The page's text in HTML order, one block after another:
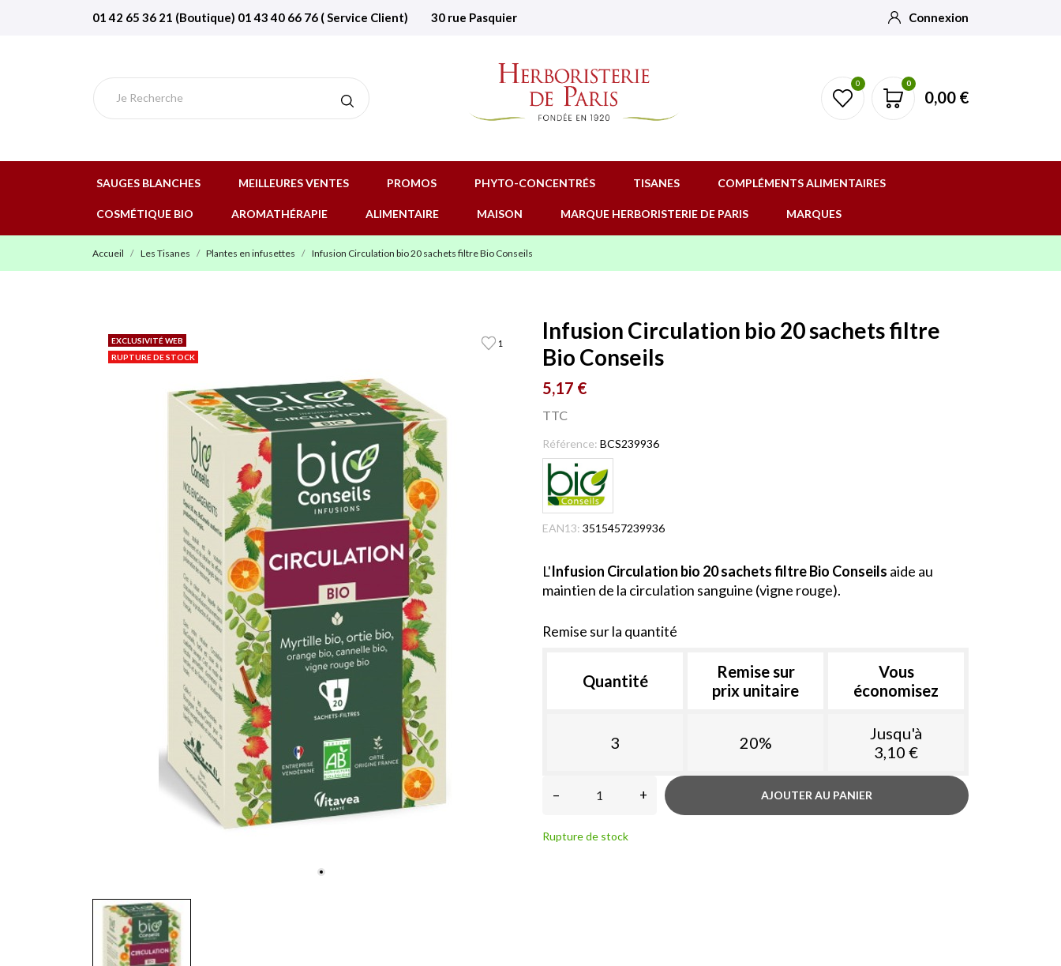
01 42 65 36 21 (Boutique) 01 43 40 66 76 ( Service Client) 30 rue Pasquier Connexion
0 0
0,00 €
SAUGES BLANCHES MEILLEURES VENTES PROMOS PHYTO-CONCENTRÉS TISANES COMPLÉMENTS ALIMENTAIRES
COSMÉTIQUE BIO AROMATHÉRAPIE ALIMENTAIRE MAISON MARQUE HERBORISTERIE DE PARIS MARQUES
Accueil Les Tisanes Plantes en infusettes Infusion Circulation bio 20 sachets filtre Bio Conseils
1
EXCLUSIVITÉ WEB
RUPTURE DE STOCK
Infusion Circulation bio 20 sachets filtre
Bio Conseils
5,17 €
TTC
Référence: BCS239936
EAN13: 3515457239936
L'Infusion Circulation bio 20 sachets filtre Bio Conseils aide au
maintien de la circulation sanguine (vigne rouge).
Remise sur la quantité
Quantité
Remise sur
prix unitaire
Vous
économisez
3 20%
Jusqu'à
3,10 €
– + AJOUTER AU PANIER
Rupture de stock